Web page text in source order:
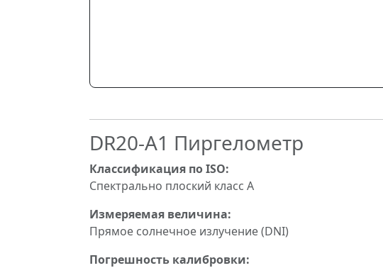
DR20-A1 Пиргелометр
Классификация по ISO:
Спектрально плоский класс A
Измеряемая величина:
Прямое солнечное излучение (DNI)
Погрешность калибровки: